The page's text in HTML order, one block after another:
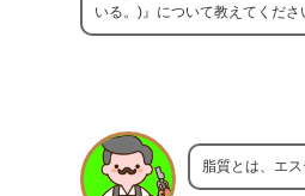
いる。)』について教えてくださ
脂質とは、エ